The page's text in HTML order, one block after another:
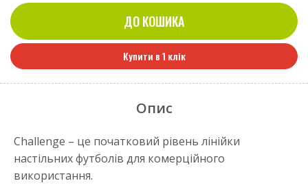
ДО КОШИКА
Купити в 1 клік
Опис
Challenge – це початковий рівень лінійки
настільних футболів для комерційного
використання.